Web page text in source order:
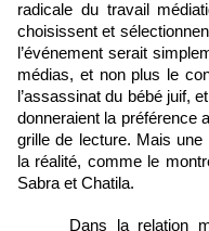
radicale du travail
choisissent et
l’événement serait
médias, et non plus le
l’assassinat du bébé juif,
donneraient la préférence
grille de lecture. Mais
la réalité, comme le
Sabra et Chatila.
Dans la relation